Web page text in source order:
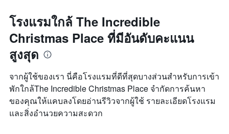
โรงแรมใกล้ The Incredible
Christmas Place ที่มีอันดับคะแนน
สูงสุด
จากผู้ใช้ของเรา นี่คือโรงแรมที่ดีที่สุดบางส่วนสำหรับการเข้า
พักใกล้The Incredible Christmas Place จำกัดการค้นหา
ของคุณให้แคบลงโดยอ่านรีวิวจากผู้ใช้ รายละเอียดโรงแรม
และสิ่งอำนวยความสะดวก